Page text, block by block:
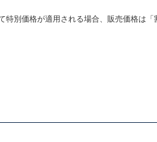
別価格が適用される場合、販売価格は「